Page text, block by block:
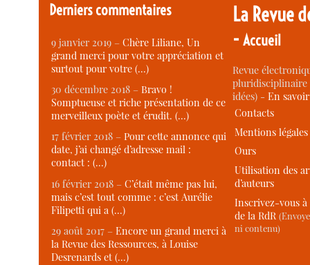
Derniers commentaires
9 janvier 2019 –Chère Liliane, Un
grand merci pour votre appréciation et
surtout pour votre (…)
30 décembre 2018 –Bravo !
Somptueuse et riche présentation de ce
merveilleux poète et érudit. (…)
17 février 2018 –Pour cette annonce qui
date, j’ai changé d’adresse mail :
contact : (…)
16 février 2018 –C’était même pas lui,
mais c’est tout comme : c’est Aurélie
Filipetti qui a (…)
29 août 2017 –Encore un grand merci à
la Revue des Ressources, à Louise
Desrenards et (…)
La Revue
-Accueil
Revue
idées) -En
Contacts
Mentions légales
Ours
Utilisation des
d’auteurs
Inscrivez-vous
de la RdR
ni contenu)